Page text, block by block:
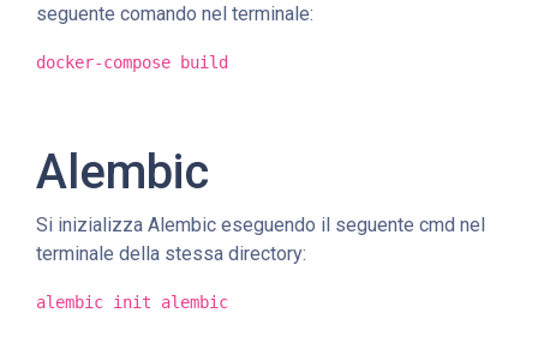
seguente comando nel terminale:
docker-compose build
Alembic
Si inizializza Alembic eseguendo il seguente cmd nel
terminale della stessa directory:
alembic init alembic